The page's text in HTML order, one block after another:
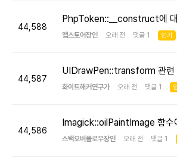
44,588
PhpToken::__construct에
앱스토어장인 오래 전 댓글 1 인기
44,587
UIDrawPen::transform 관련
화이트해커연구가 오래 전 댓글 1
44,586
Imagick::oilPaintImage 함수
스택오버플로우장인 오래 전 댓글 1